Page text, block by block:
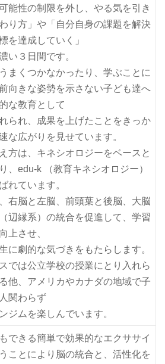
可能性の制限を外し、やる気を引き
り方」や「自分自身の課題を解決
を達成していく」
い３日間です。
まくつかなかったり、学ぶことに
向きな姿勢を示さない子ども達へ
な教育として
られ、成果を上げたことをきっか
な広がりを見せています。
方は、キネシオロジーをベースと
、edu-k （教育キネシオロジー）
れています。
右脳と左脳、前頭葉と後脳、大脳
辺縁系）の統合を促進して、学習
上させ、
に劇的な気づきをもたらします。
では公立学校の授業にとり入れら
他、アメリカやカナダの地域で子
関わらず
ジムを楽しんでいます。
できる簡単で効果的なエクササイ
ことにより脳の統合と、活性化を